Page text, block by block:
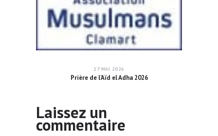
17 MAI 2026
Prière de l’Aïd el Adha 2026
Laissez un
commentaire